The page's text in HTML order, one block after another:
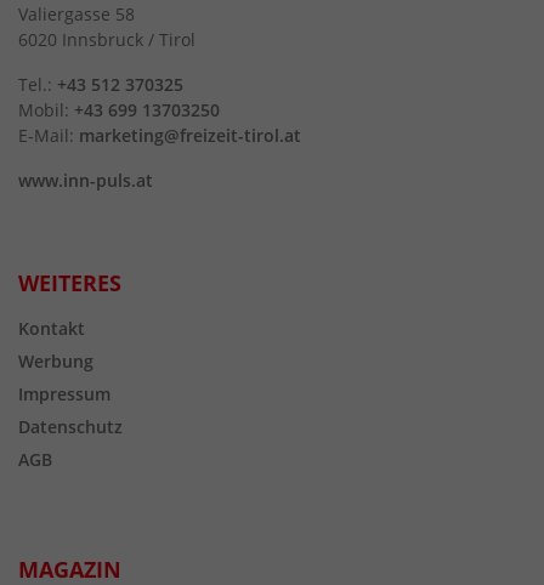
Valiergasse 58
6020 Innsbruck / Tirol
Tel.: +43 512 370325
Mobil: +43 699 13703250
E-Mail: marketing@freizeit-tirol.at
www.inn-puls.at
WEITERES
Kontakt
Werbung
Impressum
Datenschutz
AGB
MAGAZIN